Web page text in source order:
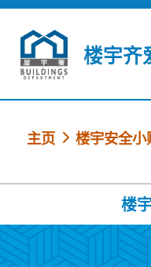
跳到内容
楼宇齐
主页
楼宇安全小
楼